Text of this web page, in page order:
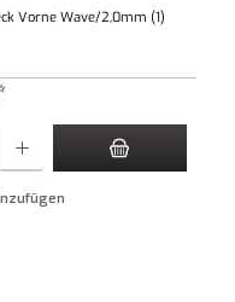
Vorne Wave/2,0mm (1)